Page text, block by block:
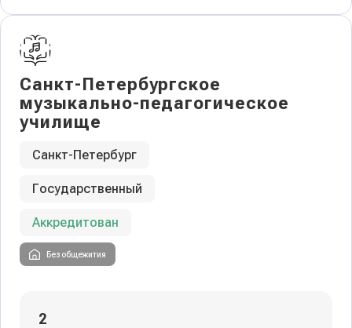
Санкт-Петербургское
музыкально-педагогическое
училище
Санкт-Петербург
Государственный
Аккредитован
Без общежития
2